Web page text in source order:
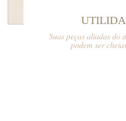
Suas peças aliadas do
podem ser